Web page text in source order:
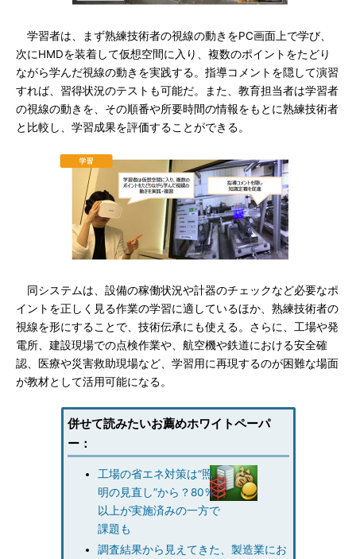
学習者は、まず熟練技術者の視線の動きをPC画面上で学び、
次にHMDを装着して仮想空間に入り、複数のポイントをたどり
ながら学んだ視線の動きを実践する。指導コメントを隠して演習
すれば、習得状況のテストも可能だ。また、教育担当者は学習者
の視線の動きを、その順番や所要時間の情報をもとに熟練技術者
と比較し、学習成果を評価することができる。
同システムは、設備の稼働状況や計器のチェックなど必要なポ
イントを正しく見る作業の学習に適しているほか、熟練技術者の
視線を形にすることで、技術伝承にも使える。さらに、工場や発
電所、建設現場での点検作業や、航空機や鉄道における安全確
認、医療や災害救助現場など、学習用に再現するのが困難な場面
が教材として活用可能になる。
併せて読みたいお薦めホワイトペーパ
ー：
工場の省エネ対策は“照
明の見直し”から？80％
以上が実施済みの一方で
課題も
調査結果から見えてきた、製造業にお